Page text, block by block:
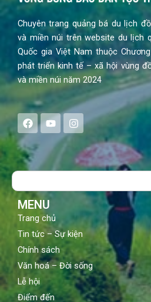
Chuyên trang quảng bá du lịch
và miền núi trên website du lịch
Quốc gia Việt Nam thuộc
phát triển kinh tế – xã hội vùng
và miền núi năm 2024
F
a
e
b
o
Y
o
t
u
b
I
n
s
a
g
Search
MENU
Trang chủ
Tin tức – Sự kiện
Chính sách
Văn hoá – Đời sống
Lễ hội
Điểm đến